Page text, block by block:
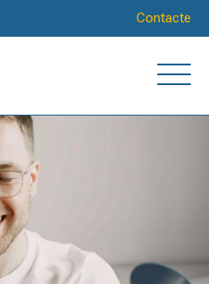
Contacte